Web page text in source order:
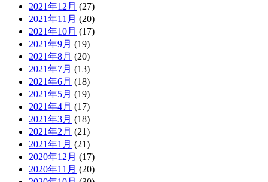
2021年12月 (27)
2021年11月 (20)
2021年10月 (17)
2021年9月 (19)
2021年8月 (20)
2021年7月 (13)
2021年6月 (18)
2021年5月 (19)
2021年4月 (17)
2021年3月 (18)
2021年2月 (21)
2021年1月 (21)
2020年12月 (17)
2020年11月 (20)